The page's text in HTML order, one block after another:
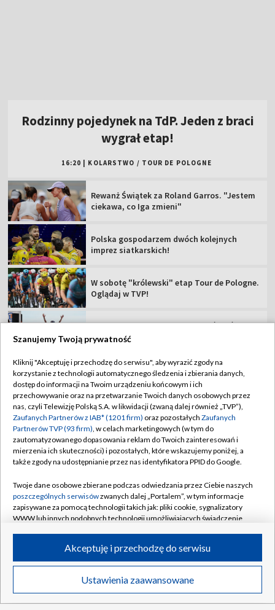
Transmisje Wideo
Polska gospodarzem dwóch kolejnych
imprez siatkarskich!
W sobotę "królewski" etap Tour de Pologne.
Popis Polki na najsłynniejszej górze świata!
Rajdowe Samochodowe MP – 82. Rajd Polski
TVP
Abonament TVP
Sklep TVP
Biuro Reklamy
Oferta Handlowa
Emisja w TVP
Rada Programowa
Ogłoszenia przetargowe
Akademia Telewizyjna
Centrum informacji TVP
Regulamin TVP
Polityka prywatności
Moje zgody
Biuro reklamy
Kanały
©2026 Telewizja Polska Spółka Akcyjna w likwidacji
Szanujemy Twoją prywatność
Kliknij "Akceptuję i przechodzę do serwisu", aby wyrazić zgody na
korzystanie z technologii automatycznego śledzenia i zbierania danych,
dostęp do informacji na Twoim urządzeniu końcowym i ich
przechowywanie oraz na przetwarzanie Twoich danych osobowych przez
nas, czyli Telewizję Polską S.A. w likwidacji (zwaną dalej również „TVP”),
Zaufanych Partnerów z IAB* (1201 firm) oraz pozostałych Zaufanych
Partnerów TVP (93 firm), w celach marketingowych (w tym do
zautomatyzowanego dopasowania reklam do Twoich zainteresowań i
mierzenia ich skuteczności) i pozostałych, które wskazujemy poniżej, a
także zgody na udostępnianie przez nas identyfikatora PPID do Google.
Twoje dane osobowe zbierane podczas odwiedzania przez Ciebie naszych
poszczególnych serwisówzwanych dalej „Portalem”, w tym informacje
zapisywane za pomocą technologii takich jak: pliki cookie, sygnalizatory
WWW lub innych podobnych technologii umożliwiających świadczenie
ruchu w Internecie.
Twoje dane osobowe zbierane podczas odwiedzania przez Ciebie
poszczególnych serwisówna Portalu, takie jak adresy IP, identyfikatory
Ustawienia zaawansowane
Akceptuję i przechodzę do serwisu